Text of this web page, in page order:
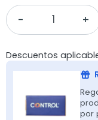
Descuentos
por